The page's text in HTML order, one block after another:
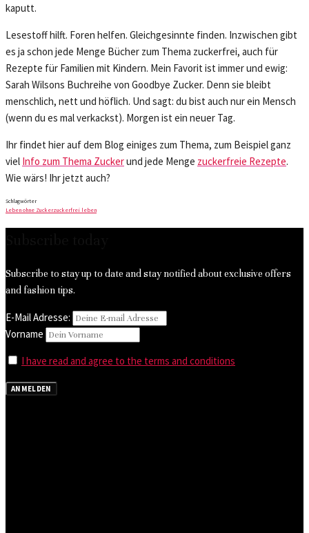
kaputt.
Lesestoff hilft. Foren helfen. Gleichgesinnte finden. Inzwischen gibt
es ja schon jede Menge Bücher zum Thema zuckerfrei, auch für
Rezepte für Familien mit Kindern. Mein Favorit ist immer und ewig:
Sarah Wilsons Buchreihe von Goodbye Zucker. Denn sie bleibt
menschlich, nett und höflich. Und sagt: du bist auch nur ein Mensch
(wenn du es mal verkackst). Morgen ist ein neuer Tag.
Ihr findet hier auf dem Blog einiges zum Thema, zum Beispiel ganz
viel Info zum Thema Zuckerund jede Menge zuckerfreie Rezepte.
Wie wärs! Ihr jetzt auch?
Schlagwörter
Leben ohne Zuckerzuckerfrei leben
Subscribe to stay up to date and stay notified about exclusive offers
and fashion tips.
E-Mail Adresse:
Vorname
I have read and agree to the terms and conditions
ANMELDEN